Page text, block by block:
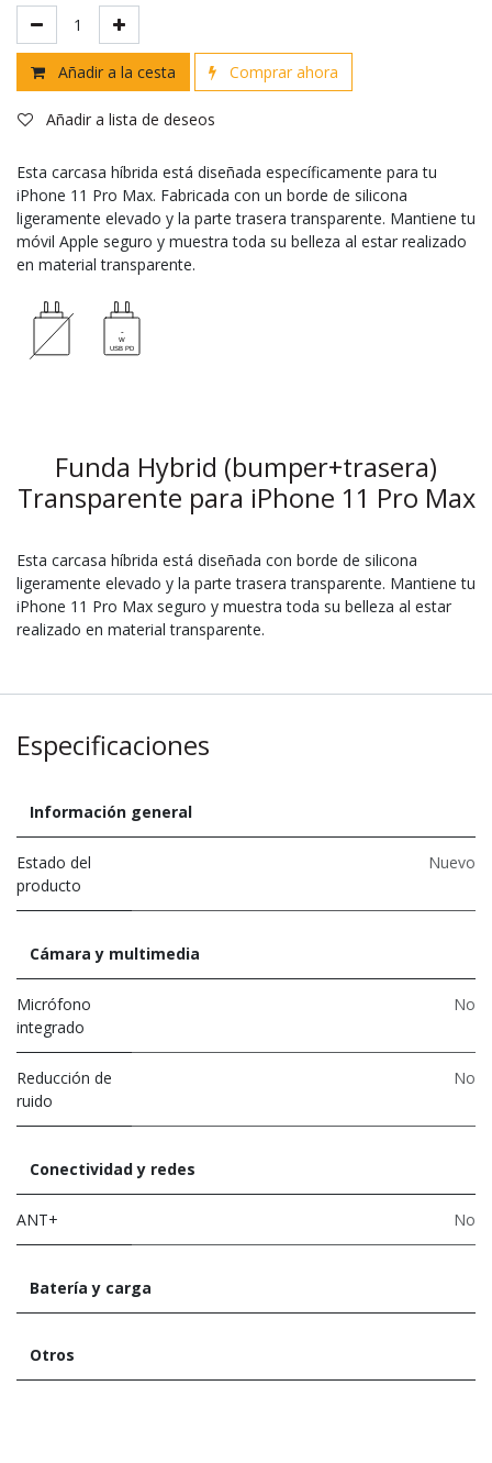
Añadir a la cesta Comprar ahora
Añadir a lista de deseos
Esta carcasa híbrida está diseñada específicamente para tu
iPhone 11 Pro Max. Fabricada con un borde de silicona
ligeramente elevado y la parte trasera transparente. Mantiene tu
móvil Apple seguro y muestra toda su belleza al estar realizado
en material transparente.
Funda Hybrid (bumper+trasera)
Transparente para iPhone 11 Pro Max
Esta carcasa híbrida está diseñada con borde de silicona
ligeramente elevado y la parte trasera transparente. Mantiene tu
iPhone 11 Pro Max seguro y muestra toda su belleza al estar
realizado en material transparente.
Especificaciones
Información general
Estado del
producto
Nuevo
Cámara y multimedia
Micrófono
integrado
No
Reducción de
ruido
No
Conectividad y redes
ANT+ No
Batería y carga
Otros